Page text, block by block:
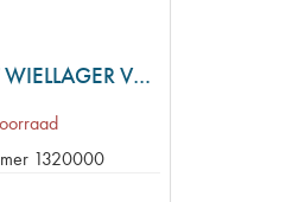
SHIMSET WIELLAGER V/A
1320000